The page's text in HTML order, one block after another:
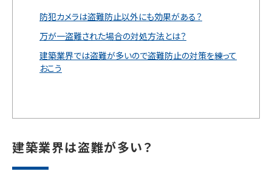
防犯カメラは盗難防止以外にも効果がある？
万が一盗難された場合の対処方法とは？
建築業界では盗難が多いので盗難防止の対策を練って
おこう
建築業界は盗難が多い？